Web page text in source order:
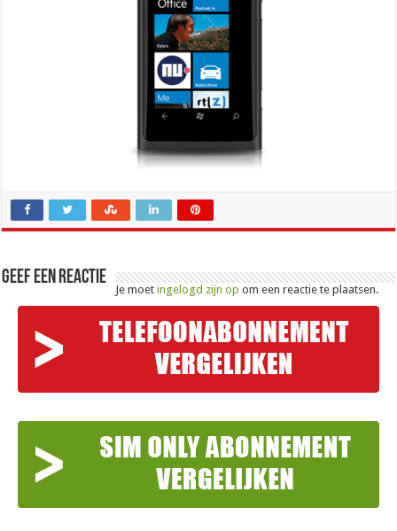
Geef een reactie
Je moetingelogd zijn op om een reactie te plaatsen.